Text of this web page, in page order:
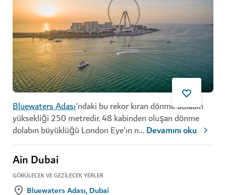
Bluewaters Adası'ndaki bu rekor kıran dönme dolabın
yüksekliği 250 metredir. 48 kabinden oluşan dönme
dolabın büyüklüğü London Eye'ın n...Devamını oku
Ain Dubai
GÖRÜLECEK VE GEZILECEK YERLER
Bluewaters Adası, Dubai